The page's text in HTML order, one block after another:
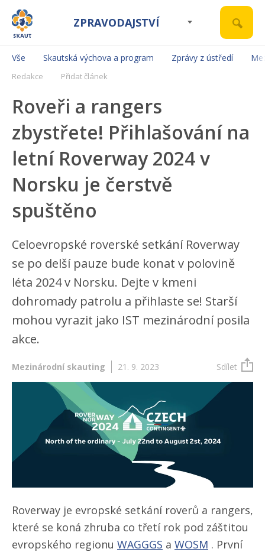
ZPRAVODAJSTVÍ
Vše Skautská výchova a program Zprávy z ústředí
Redakce Přidat článek
Roveři a rangers
zbystřete! Přihlašování na
letní Roverway 2024 v
Norsku je čerstvě
spuštěno
Celoevropské roverské setkání Roverway
se po delší pauze bude konat v polovině
léta 2024 v Norsku. Dejte v kmeni
dohromady patrolu a přihlaste se! Starší
mohou vyrazit jako IST mezinárodní posila
akce.
Mezinárodní skauting 21. 9. 2023 Sdílet
Roverway je evropské setkání roverů a rangers,
které se koná zhruba co třetí rok pod záštitou
evropského regionu WAGGGS a WOSM . První